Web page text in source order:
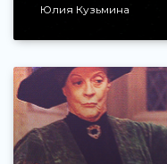
Юлия Кузьмина